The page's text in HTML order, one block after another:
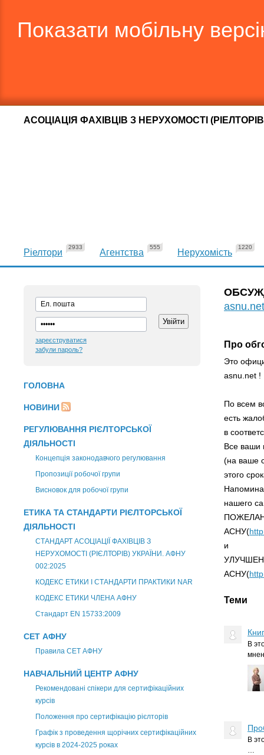
Показати мобільну
АСОЦІАЦІЯ ФАХІВЦІВ З НЕРУХОМОСТІ
Ріелтори
2933
Агентства
555
Нерухомість
1220
зареєструватися
забули пароль?
ГОЛОВНА
НОВИНИ
РЕГУЛЮВАННЯ РІЄЛТОРСЬКОЇ
ДІЯЛЬНОСТІ
Концепція законодавчого регулювання
Пропозиції робочої групи
Висновок для робочої групи
ЕТИКА ТА СТАНДАРТИ РІЄЛТОРСЬКОЇ
ДІЯЛЬНОСТІ
СТАНДАРТ АСОЦІАЦІЇ ФАХІВЦІВ З
НЕРУХОМОСТІ (РІЄЛТОРІВ) УКРАЇНИ. АФНУ
002:2025
КОДЕКС ЕТИКИ І СТАНДАРТИ ПРАКТИКИ NAR
КОДЕКС ЕТИКИ ЧЛЕНА АФНУ
Стандарт EN 15733:2009
СЕТ АФНУ
Правила СЕТ АФНУ
НАВЧАЛЬНИЙ ЦЕНТР АФНУ
Рекомендовані спікери для сертифікаційних
курсів
Положення про сертифікацію рієлторів
Графік з проведення щорічних сертифікаційних
курсів в 2024-2025 роках
asnu.net
Про
Это
asnu.net !
По всем
есть
в
Все ваши
(на ваше
этого
нашего
АСНУ(
и
АСНУ(
Теми
В
В
…